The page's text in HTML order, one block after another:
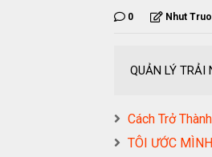
0 Nhut
QUẢN LÝ TRẢI
Cách Trở
TÔI ƯỚC